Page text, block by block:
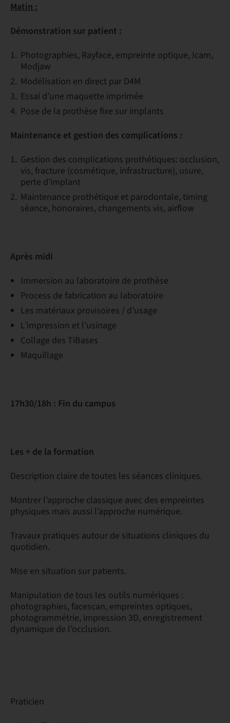
Matin :
Démonstration sur patient :
Photographies, Rayface, empreinte optique, Icam,
Modjaw
Modélisation en direct par D4M
Essai d’une maquette imprimée
Pose de la prothèse fixe sur implants
Maintenance et gestion des complications :
Gestion des complications prothétiques: occlusion,
vis, fracture (cosmétique, infrastructure), usure,
perte d’implant
Maintenance prothétique et parodontale, timing
séance, honoraires, changements vis, airflow
Après midi
Immersion au laboratoire de prothèse
Process de fabrication au laboratoire
Les matériaux provisoires / d’usage
L’impression et l’usinage
Collage des TiBases
Maquillage
17h30/18h : Fin du campus
Les + de la formation
Description claire de toutes les séances cliniques.
Montrer l’approche classique avec des empreintes
physiques mais aussi l’approche numérique.
Travaux pratiques autour de situations cliniques du
quotidien.
Mise en situation sur patients.
Manipulation de tous les outils numériques :
photographies, facescan, empreintes optiques,
photogrammétrie, impression 3D, enregistrement
dynamique de l’occlusion.
Praticien